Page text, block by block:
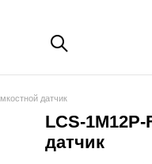
датчик
LCS-
датчик